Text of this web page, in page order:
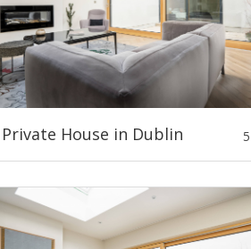
Private House in Dublin 5